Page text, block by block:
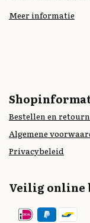
Meer informatie
Bestellen en
Algemene
Privacybeleid
Veilig online